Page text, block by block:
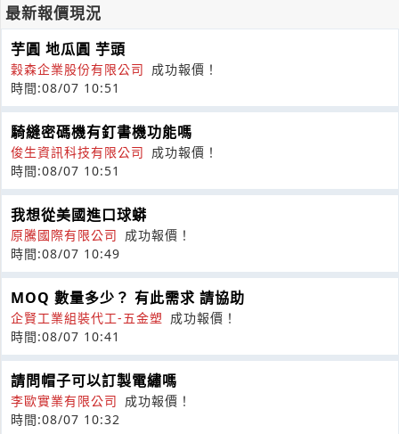
最新報價現況
芋圓 地瓜圓 芋頭
穀森企業股份有限公司 成功報價！
時間:08/07 10:51
騎縫密碼機有釘書機功能嗎
俊生資訊科技有限公司 成功報價！
時間:08/07 10:51
我想從美國進口球蟒
原騰國際有限公司 成功報價！
時間:08/07 10:49
MOQ 數量多少？ 有此需求 請協助
企賢工業組裝代工-五金塑 成功報價！
時間:08/07 10:41
請問帽子可以訂製電繡嗎
李歐實業有限公司 成功報價！
時間:08/07 10:32